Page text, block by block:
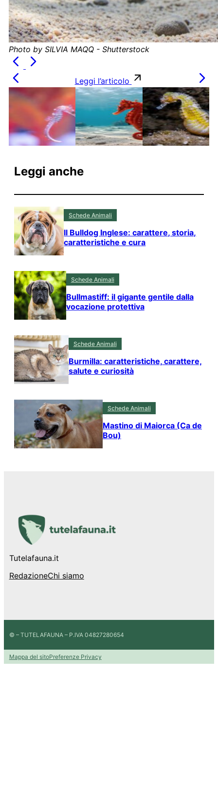
Photo by SILVIA MAQQ - Shutterstock
Leggi l’articolo
Leggi anche
Schede Animali
Il Bulldog Inglese: carattere, storia,
caratteristiche e cura
Schede Animali
Bullmastiff: il gigante gentile dalla
vocazione protettiva
Schede Animali
Burmilla: caratteristiche, carattere,
salute e curiosità
Schede Animali
Mastino di Maiorca (Ca de
Bou)
Tutelafauna.it
RedazioneChi siamo
© – TUTELAFAUNA – P.IVA 04827280654
Mappa del sitoPreferenze Privacy